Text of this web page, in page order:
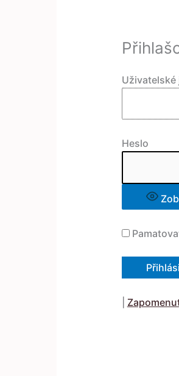
Uživatelské
Heslo